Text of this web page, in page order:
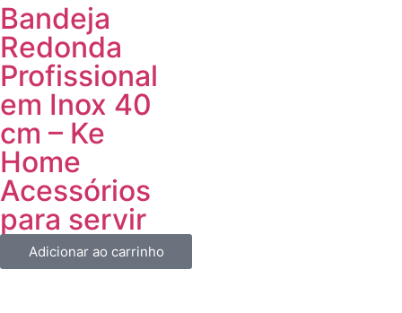
Bandeja
Redonda
Profissional
em Inox 40
cm – Ke
Home
Acessórios
para servir
Adicionar ao carrinho